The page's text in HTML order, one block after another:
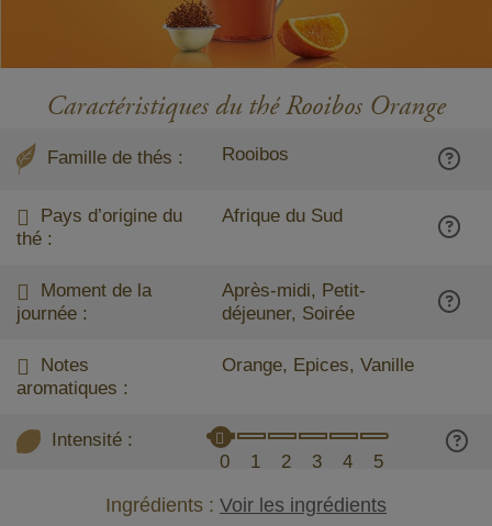
Caractéristiques du thé Rooibos Orange
Famille de thés : Rooibos
Pays d’origine du
thé :
Afrique du Sud
Moment de la
journée :
Après-midi, Petit-
déjeuner, Soirée
Notes
aromatiques :
Orange, Epices, Vanille
Intensité :
0
1 2 3 4 5
Ingrédients : Voir les ingrédients